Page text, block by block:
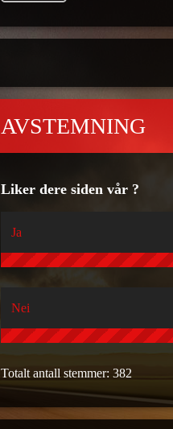
AVSTEMNING
Liker dere siden vår ?
Ja
Nei
Totalt antall stemmer:382